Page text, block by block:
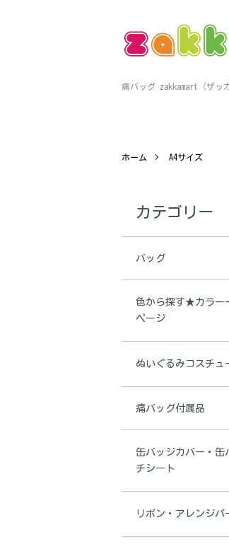
痛バッグ zakkamart（ザッ
ホーム A4サイズ
カテゴリー
バッグ
色から探す★カラー
ページ
ぬいぐるみコスチュ
痛バッグ付属品
缶バッジカバー・缶
チシート
リボン・アレンジパ